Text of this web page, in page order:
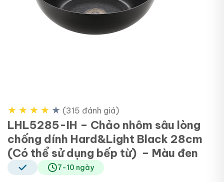
★ ★ ★ ★ ★ (315 đánh giá)
LHL5285-IH – Chảo nhôm sâu lòng
chống dính Hard&Light Black 28cm
(Có thể sử dụng bếp từ) – Màu đen
7-10 ngày